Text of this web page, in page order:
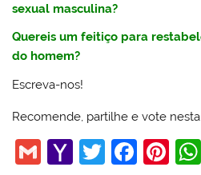
sexual masculina?
Quereis um feitiço para
do homem?
Escreva-nos!
Recomende, partilhe e vote
G
Y
T
F
Pi